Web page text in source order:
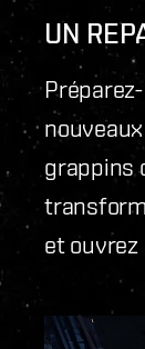
UN
nouveaux
grappins
et